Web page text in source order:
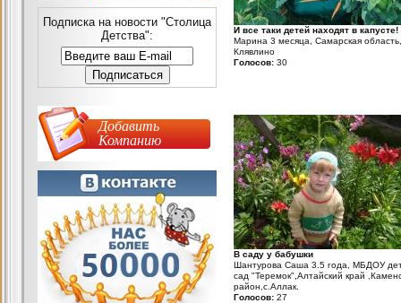
И все таки детей находят в капусте!
Марина 3 месяца, Самарская
Клявлино
Голосов: 30
В саду у бабушки
Шантурова Саша 3.5 года, МБДОУ
сад "Теремок",Алтайский край
район,с.Аллак.
Голосов: 27
Подписка на новости "Столица
Детства":
Добавить
Компанию